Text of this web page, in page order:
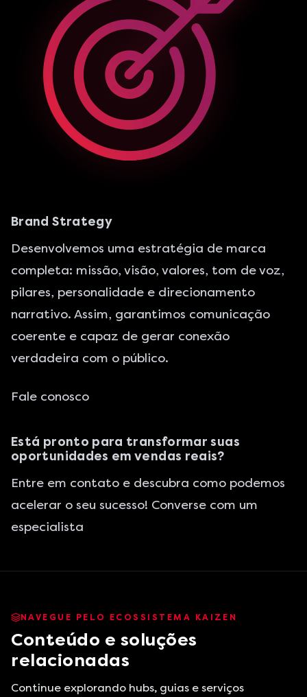
Brand Strategy
Desenvolvemos uma estratégia de marca
completa: missão, visão, valores, tom de voz,
pilares, personalidade e direcionamento
narrativo. Assim, garantimos comunicação
coerente e capaz de gerar conexão
verdadeira com o público.
Fale conosco
Está pronto para transformar suas
oportunidades em vendas reais?
Entre em contato e descubra como podemos
acelerar o seu sucesso! Converse com um
especialista
NAVEGUE PELO ECOSSISTEMA KAIZEN
Conteúdo e soluções
relacionadas
Continue explorando hubs, guias e serviços